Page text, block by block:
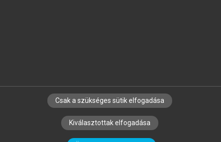
SZERZŐKNEK CÉGEKNEK KÖNYVTÁROSOKNAK
SZERKESZTÉSI ÉS LEKTORÁLÁSI ALAPELVEK
Csak a szükséges sütik elfogadása
Kiválasztottak elfogadása